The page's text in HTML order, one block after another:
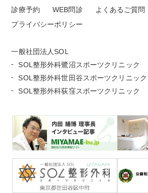
診療予約 WEB問診 よくあるご質問
プライバシーポリシー
一般社団法人SOL
SOL整形外科鷺沼スポーツクリニック
SOL整形外科世田谷スポーツクリニック
SOL整形外科荻窪スポーツクリニック